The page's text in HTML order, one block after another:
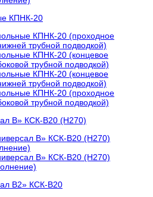
КПНК-20
КПНК-20 (проходное
трубной подводкой)
КПНК-20 (концевое
трубной подводкой)
КПНК-20 (концевое
трубной подводкой)
КПНК-20 (проходное
трубной подводкой)
В» КСК-В20 (H270)
В» КСК-В20 (H270)
В» КСК-В20 (H270)
В2» КСК-В20